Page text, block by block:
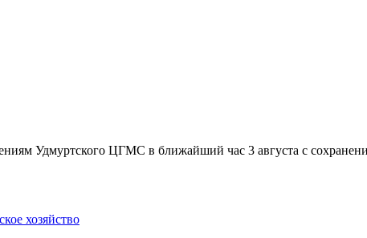
ЦГМС в ближайший час 3 августа с
хозяйство